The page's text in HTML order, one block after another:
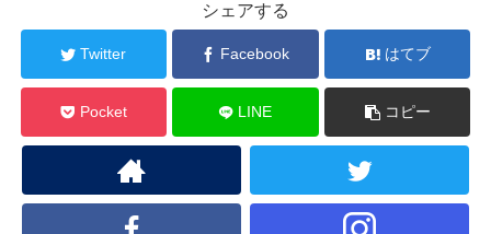
シェアする
Twitter Facebook はてブ
Pocket LINE コピー